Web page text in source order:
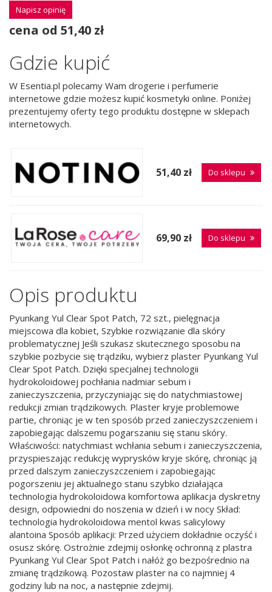
Napisz opinię
cena od 51,40 zł
Gdzie kupić
W Esentia.pl polecamy Wam drogerie i perfumerie
internetowe gdzie możesz kupić kosmetyki online. Poniżej
prezentujemy oferty tego produktu dostępne w sklepach
internetowych.
51,40 zł Do sklepu
69,90 zł Do sklepu
Opis produktu
Pyunkang Yul Clear Spot Patch, 72 szt., pielęgnacja
miejscowa dla kobiet, Szybkie rozwiązanie dla skóry
problematycznej Jeśli szukasz skutecznego sposobu na
szybkie pozbycie się trądziku, wybierz plaster Pyunkang Yul
Clear Spot Patch. Dzięki specjalnej technologii
hydrokoloidowej pochłania nadmiar sebum i
zanieczyszczenia, przyczyniając się do natychmiastowej
redukcji zmian trądzikowych. Plaster kryje problemowe
partie, chroniąc je w ten sposób przed zanieczyszczeniem i
zapobiegając dalszemu pogarszaniu się stanu skóry.
Właściwości: natychmiast wchłania sebum i zanieczyszczenia,
przyspieszając redukcję wyprysków kryje skórę, chroniąc ją
przed dalszym zanieczyszczeniem i zapobiegając
pogorszeniu jej aktualnego stanu szybko działająca
technologia hydrokoloidowa komfortowa aplikacja dyskretny
design, odpowiedni do noszenia w dzień i w nocy Skład:
technologia hydrokoloidowa mentol kwas salicylowy
alantoina Sposób aplikacji: Przed użyciem dokładnie oczyść i
osusz skórę. Ostrożnie zdejmij osłonkę ochronną z plastra
Pyunkang Yul Clear Spot Patch i nałóż go bezpośrednio na
zmianę trądzikową. Pozostaw plaster na co najmniej 4
godziny lub na noc, a następnie zdejmij.